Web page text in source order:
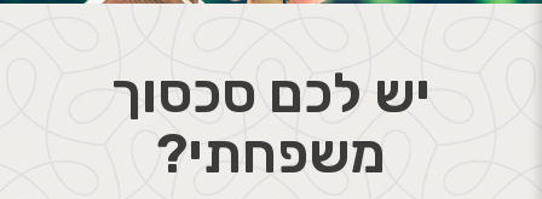
יש לכם סכסוך
משפחתי?